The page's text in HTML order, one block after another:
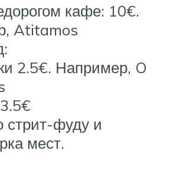
кафе: 10€.
Atitamos
2.5€. Например, O
стрит-фуду и
мест.